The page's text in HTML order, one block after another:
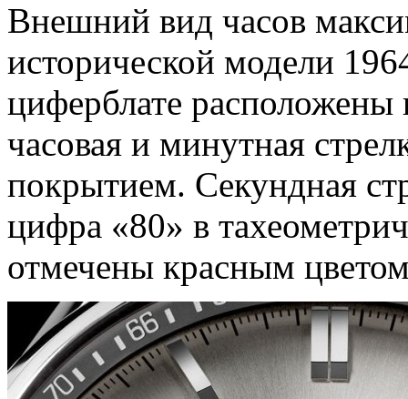
Внешний вид часов
исторической модели
циферблате
часовая и минутная
покрытием. Секундная
цифра «80» в
отмечены красным